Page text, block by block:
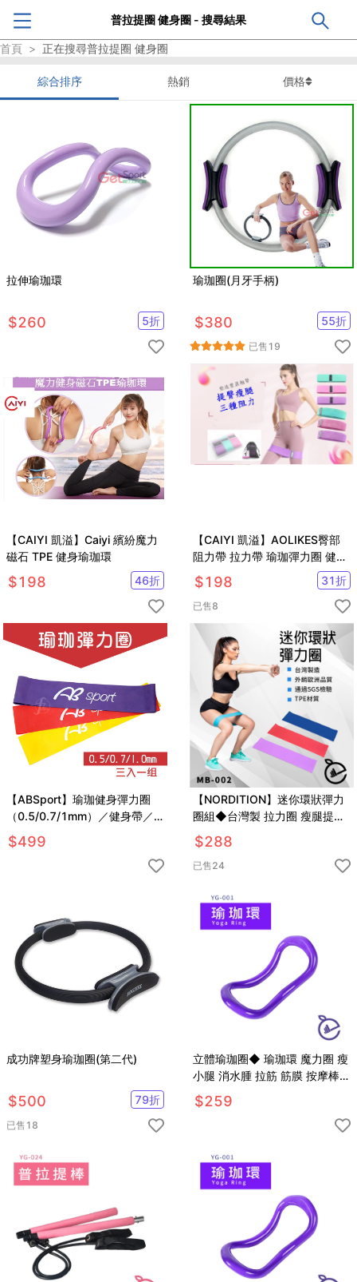
普拉提圈 健身圈 - 搜尋結果
首頁 > 正在搜尋普拉提圈 健身圈
綜合排序 熱銷 價格
拉伸瑜珈環
$260 5折
瑜珈圈(月牙手柄)
$380 55折
已售 19
【CAIYI 凱溢】Caiyi 繽紛魔力
磁石 TPE 健身瑜珈環
$198 46折
【CAIYI 凱溢】AOLIKES臀部
阻力帶 拉力帶 瑜珈彈力圈 健身
阻力圈 環狀瑜珈圈 翹臀圈 瑜珈
帶 健身帶美臀
$198 31折
已售8
【ABSport】瑜珈健身彈力圈
（0.5/0.7/1mm）／健身帶／
彈力帶／拉力圈／乳膠拉帶／有
氧運動
$499
【NORDITION】迷你環狀彈力
圈組◆台灣製 拉力圈 瘦腿提臀
拉力環 健身房 瑜珈 訓練 阻力帶
TRX 多功能 拉筋
$288
已售24
成功牌塑身瑜珈圈(第二代)
$500 79折
已售 18
立體瑜珈圈◆ 瑜珈環 魔力圈 瘦
小腿 消水腫 拉筋 筋膜 按摩棒
懶人健肌器 韓國爆款 伸展 健身
$259